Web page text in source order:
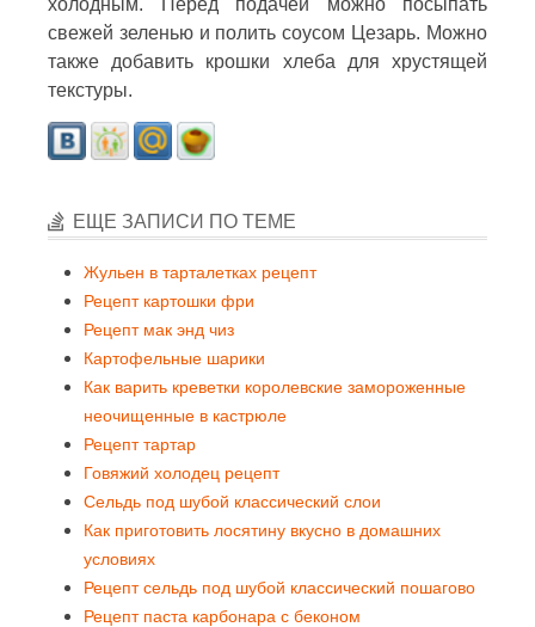
холодным. Перед подачей можно посыпать
свежей зеленью и полить соусом Цезарь. Можно
также добавить крошки хлеба для хрустящей
текстуры.
ЕЩЕ ЗАПИСИ ПО ТЕМЕ
Жульен в тарталетках рецепт
Рецепт картошки фри
Рецепт мак энд чиз
Картофельные шарики
Как варить креветки королевские замороженные
неочищенные в кастрюле
Рецепт тартар
Говяжий холодец рецепт
Сельдь под шубой классический слои
Как приготовить лосятину вкусно в домашних
условиях
Рецепт сельдь под шубой классический пошагово
Рецепт паста карбонара с беконом